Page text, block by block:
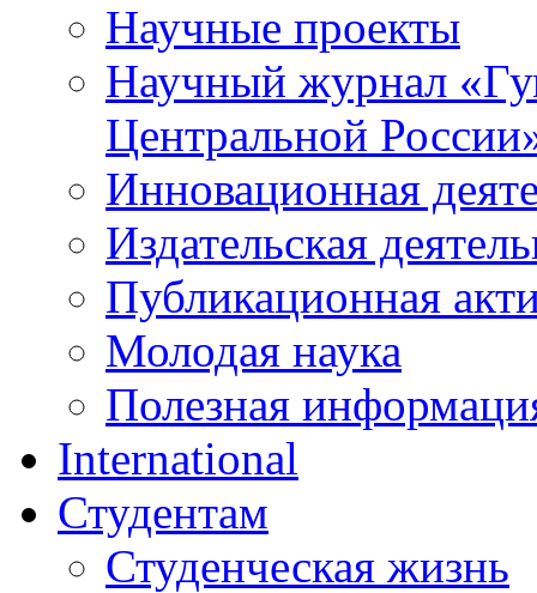
Научные проекты
Научный журнал «
Центральной
Инновационная
Издательская
Публикационная
Молодая наука
Полезная
International
Студентам
Студенческая жизнь